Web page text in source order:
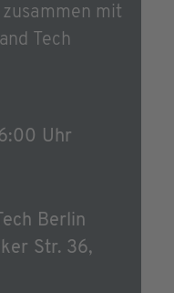
zusammen mit
Tech
Uhr
Berlin
Str. 36,